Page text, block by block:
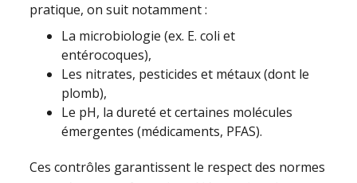
pratique, on suit notamment :
La microbiologie (ex. E. coli et
entérocoques),
Les nitrates, pesticides et métaux (dont le
plomb),
Le pH, la dureté et certaines molécules
émergentes (médicaments, PFAS).
Ces contrôles garantissent le respect des normes